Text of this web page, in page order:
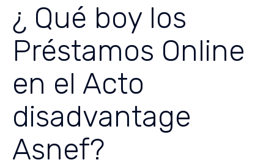
¿ Qué boy los
Préstamos Online
en el Acto
disadvantage
Asnef?